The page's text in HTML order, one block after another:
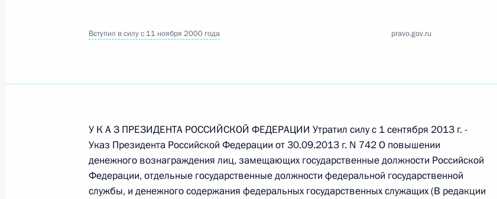
О внесении изменений в статью 11 Федерального закона «О статусе военнослужащих» и статью 86
Федерального закона «Об образовании в Российской Федерации»
26 июля 2026 года
Вступил в силу с 11 ноября 2000 года pravo.gov.ru
У К А З ПРЕЗИДЕНТА РОССИЙСКОЙ ФЕДЕРАЦИИ Утратил силу с 1 сентября 2013 г. -
Указ Президента Российской Федерации от 30.09.2013 г. N 742 О повышении
денежного вознаграждения лиц, замещающих государственные должности Российской
Федерации, отдельные государственные должности федеральной государственной
службы, и денежного содержания федеральных государственных служащих (В редакции